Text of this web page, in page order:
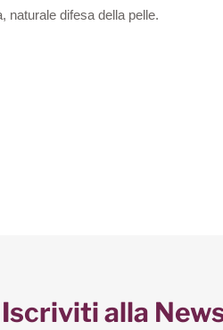
naturale difesa della pelle.
Iscriviti alla